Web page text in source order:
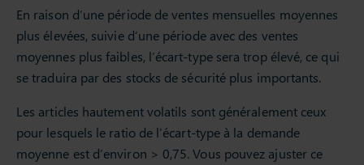
En raison d’une période de ventes mensuelles moyennes
plus élevées, suivie d’une période avec des ventes
moyennes plus faibles, l’écart-type sera trop élevé, ce qui
se traduira par des stocks de sécurité plus importants.
Les articles hautement volatils sont généralement ceux
pour lesquels le ratio de l’écart-type à la demande
moyenne est d’environ > 0,75. Vous pouvez ajuster ce